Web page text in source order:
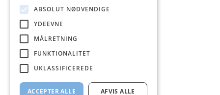
ABSOLUT NØDVENDIGE
YDEEVNE
MÅLRETNING
FUNKTIONALITET
UKLASSIFICEREDE
ACCEPTER ALLE AFVIS ALLE